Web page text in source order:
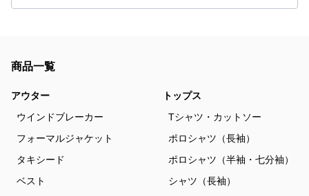
商品一覧
アウター
ウインドブレーカー
フォーマルジャケット
タキシード
ベスト
トップス
Tシャツ・カットソー
ポロシャツ（長袖）
ポロシャツ（半袖・七分袖）
シャツ（長袖）